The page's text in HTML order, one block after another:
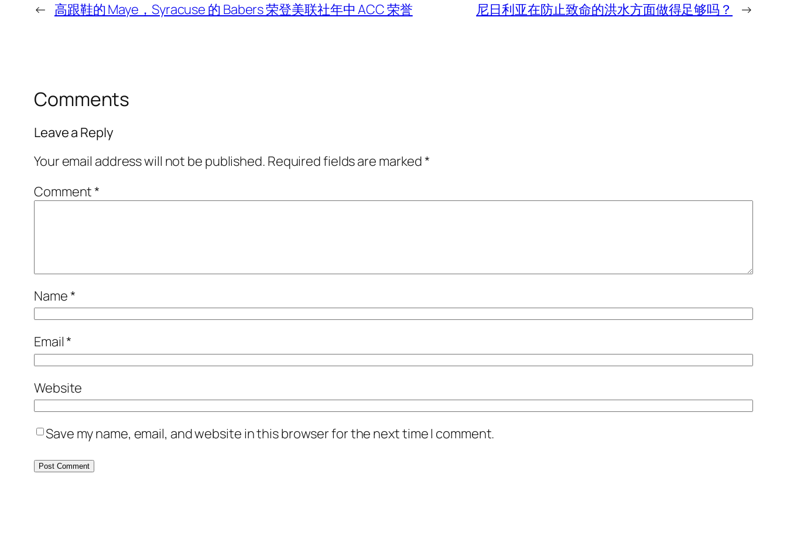
← 高跟鞋的 Maye，Syracuse 的 Babers 荣登美联社年中 ACC 荣誉 尼日利亚在防止致命的洪水方面做得足够吗？ →
Comments
Leave a Reply
Your email address will not be published. Required fields are marked*
Comment*
Name*
Email*
Website
Save my name, email, and website in this browser for the next time I comment.